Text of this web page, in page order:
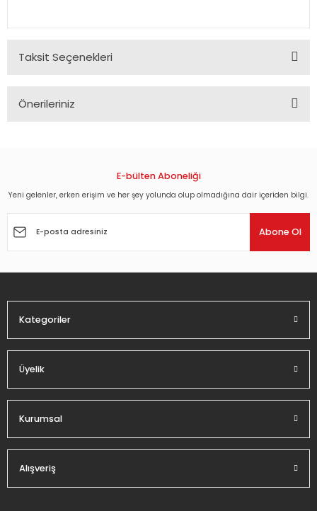
Taksit Seçenekleri
Önerileriniz
Görüş ve önerileriniz için teşekkür ederiz.
Ürün açıklamasında eksik bilgiler bulunuyor.
Ürün fiyatı diğer sitelerden daha pahalı.
E-bülten Aboneliği
Yeni gelenler, erken erişim ve her şey yolunda olup olmadığına dair içeriden bilgi.
Abone Ol
Kategoriler
Üyelik
Kurumsal
Alışveriş